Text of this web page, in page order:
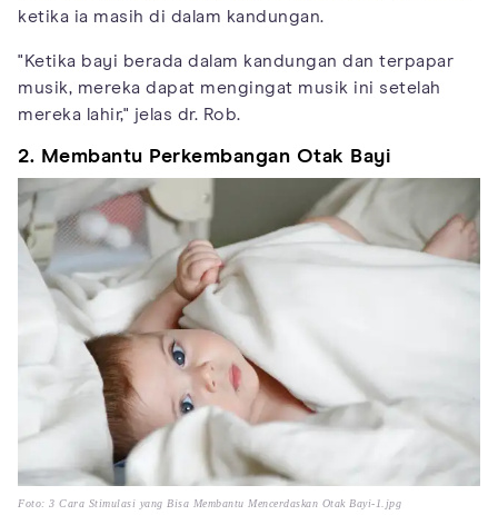
ketika ia masih di dalam kandungan.
"Ketika bayi berada dalam kandungan dan terpapar
musik, mereka dapat mengingat musik ini setelah
mereka lahir," jelas dr. Rob.
2. Membantu Perkembangan Otak Bayi
Foto: 3 Cara Stimulasi yang Bisa Membantu Mencerdaskan Otak Bayi-1.jpg